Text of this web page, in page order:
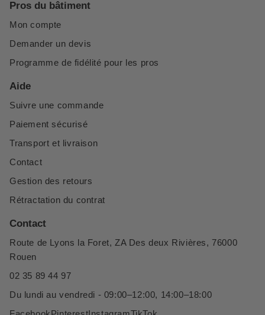
Pros du bâtiment
Mon compte
Demander un devis
Programme de fidélité pour les pros
Aide
Suivre une commande
Paiement sécurisé
Transport et livraison
Contact
Gestion des retours
Rétractation du contrat
Contact
Route de Lyons la Foret, ZA Des deux Rivières, 76000
Rouen
02 35 89 44 97
Du lundi au vendredi - 09:00–12:00, 14:00–18:00